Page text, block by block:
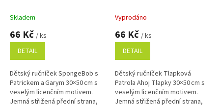
Skladem
66 Kč / ks
DETAIL
Dětský ručníček SpongeBob s
Patrickem a Garym 30×50 cm s
veselým licenčním motivem.
Jemná střižená přední strana,
Vyprodáno
66 Kč / ks
DETAIL
Dětský ručníček Tlapková
Patrola Ahoj Tlapky 30×50 cm s
veselým licenčním motivem.
Jemná střižená přední strana,